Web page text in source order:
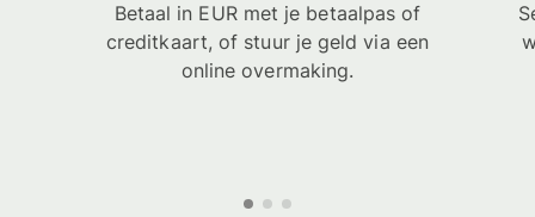
Betaal in EUR met je betaalpas of
creditkaart, of stuur je geld via een
online overmaking.